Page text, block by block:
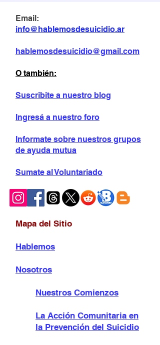
Email:
info@hablemosdesuicidio.ar
hablemosdesuicidio@gmail.com
O también:
Suscribite a nuestro blog
Ingresá a nuestro foro
Informate sobre nuestros grupos
de ayuda mutua
Sumate al Voluntariado
Mapa del Sitio
Hablemos
Nosotros
Nuestros Comienzos
La Acción Comunitaria en
la Prevención del Suicidio